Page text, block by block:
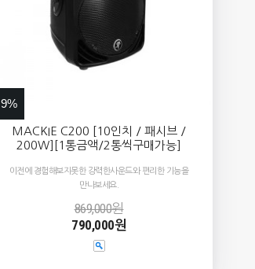
9%
MACKIE C200 [10인치 / 패시브 /
200W][1통금액/2통씩구매가능]
이전에 경험해보지못한 강력한사운드와 편리한 기능을
만나보세요.
869,000원
790,000원